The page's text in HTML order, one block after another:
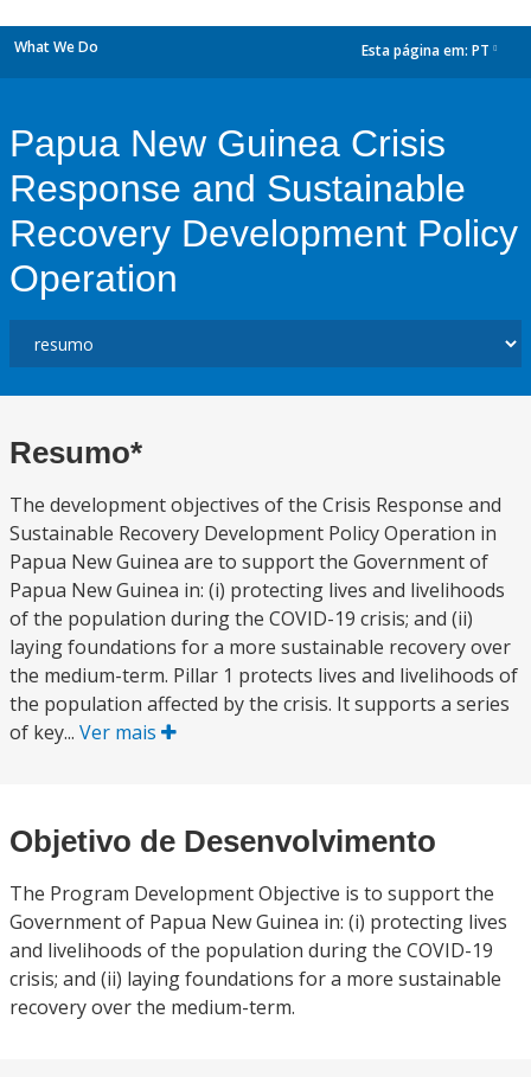
What We Do Esta página em: PT
Papua New Guinea Crisis
Response and Sustainable
Recovery Development Policy
Operation
Resumo*
The development objectives of the Crisis Response and
Sustainable Recovery Development Policy Operation in
Papua New Guinea are to support the Government of
Papua New Guinea in: (i) protecting lives and livelihoods
of the population during the COVID-19 crisis; and (ii)
laying foundations for a more sustainable recovery over
the medium-term. Pillar 1 protects lives and livelihoods of
the population affected by the crisis. It supports a series
of key... Ver mais
Objetivo de Desenvolvimento
The Program Development Objective is to support the
Government of Papua New Guinea in: (i) protecting lives
and livelihoods of the population during the COVID-19
crisis; and (ii) laying foundations for a more sustainable
recovery over the medium-term.